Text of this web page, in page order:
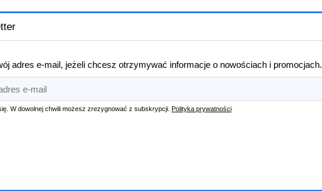
adres e-mail, jeżeli chcesz otrzymywać informacje o nowościach i promocjach.
W dowolnej chwili możesz zrezygnować z subskrypcji. Polityka prywatności